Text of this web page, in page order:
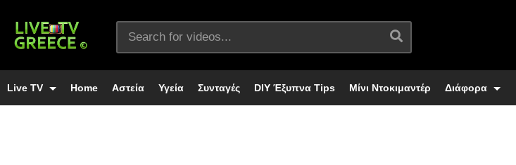
Live TV Home Αστεία Υγεία Συνταγές DIY Έξυπνα Tips Μίνι Ντοκιμαντέρ Διάφορα